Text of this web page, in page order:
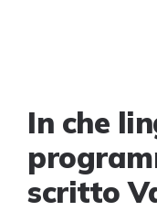
In che
scritto